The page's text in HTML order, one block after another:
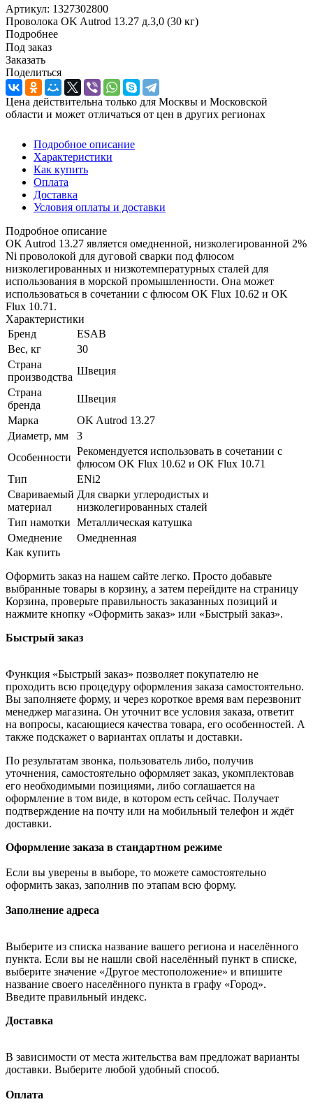
Артикул: 1327302800
Проволока OK Autrod 13.27 д.3,0 (30 кг)
Подробнее
Под заказ
Заказать
Поделиться
Цена действительна только для Москвы и Московской
области и может отличаться от цен в других регионах
Подробное описание
Характеристики
Как купить
Оплата
Доставка
Условия оплаты и доставки
Подробное описание
OK Autrod 13.27 является омедненной, низколегированной 2%
Ni проволокой для дуговой сварки под флюсом
низколегированных и низкотемпературных сталей для
использования в морской промышленности. Она может
использоваться в сочетании с флюсом OK Flux 10.62 и OK
Flux 10.71.
Характеристики
Бренд
ESAB
Вес, кг
30
Страна
производства
Швеция
Страна
бренда
Швеция
Марка
OK Autrod 13.27
Диаметр, мм
3
Особенности
Рекомендуется использовать в сочетании с
флюсом OK Flux 10.62 и OK Flux 10.71
Тип
ENi2
Свариваемый
материал
Для сварки углеродистых и
низколегированных сталей
Тип намотки Металлическая катушка
Омеднение
Омедненная
Как купить
Оформить заказ на нашем сайте легко. Просто добавьте
выбранные товары в корзину, а затем перейдите на страницу
Корзина, проверьте правильность заказанных позиций и
нажмите кнопку «Оформить заказ» или «Быстрый заказ».
Быстрый заказ
Функция «Быстрый заказ» позволяет покупателю не
проходить всю процедуру оформления заказа самостоятельно.
Вы заполняете форму, и через короткое время вам перезвонит
менеджер магазина. Он уточнит все условия заказа, ответит
на вопросы, касающиеся качества товара, его особенностей. А
также подскажет о вариантах оплаты и доставки.
По результатам звонка, пользователь либо, получив
уточнения, самостоятельно оформляет заказ, укомплектовав
его необходимыми позициями, либо соглашается на
оформление в том виде, в котором есть сейчас. Получает
подтверждение на почту или на мобильный телефон и ждёт
доставки.
Оформление заказа в стандартном режиме
Если вы уверены в выборе, то можете самостоятельно
оформить заказ, заполнив по этапам всю форму.
Заполнение адреса
Выберите из списка название вашего региона и населённого
пункта. Если вы не нашли свой населённый пункт в списке,
выберите значение «Другое местоположение» и впишите
название своего населённого пункта в графу «Город».
Введите правильный индекс.
Доставка
В зависимости от места жительства вам предложат варианты
доставки. Выберите любой удобный способ.
Оплата